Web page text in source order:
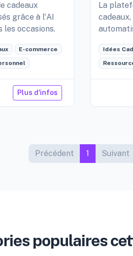
cadeaux
grâce à l'AI
les occasions.
E-commerce
Plus d'infos
La
Idées
Précédent 1 Suivant
populaires